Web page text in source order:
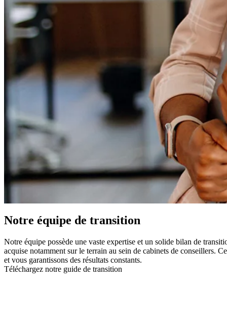
Notre équipe de transition
Notre équipe possède une vaste expertise et un solide bilan de
acquise notamment sur le terrain au sein de cabinets de conseillers.
et vous garantissons des résultats constants.
Téléchargez notre guide de transition